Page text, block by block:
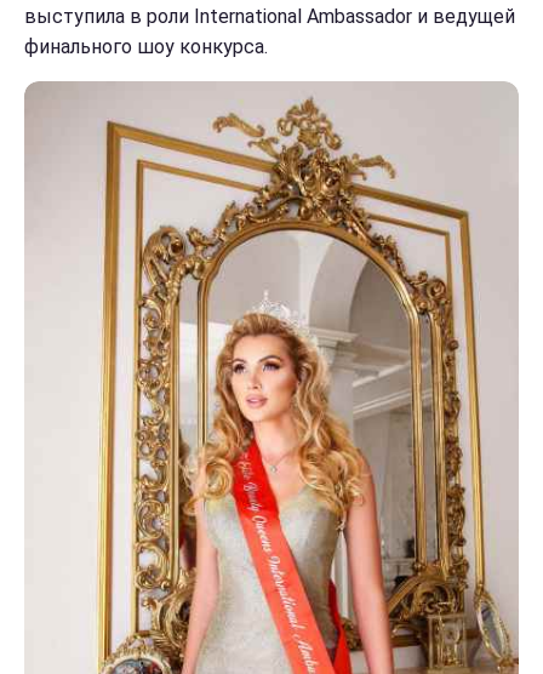
выступила в роли International Ambassador и ведущей
финального шоу конкурса.